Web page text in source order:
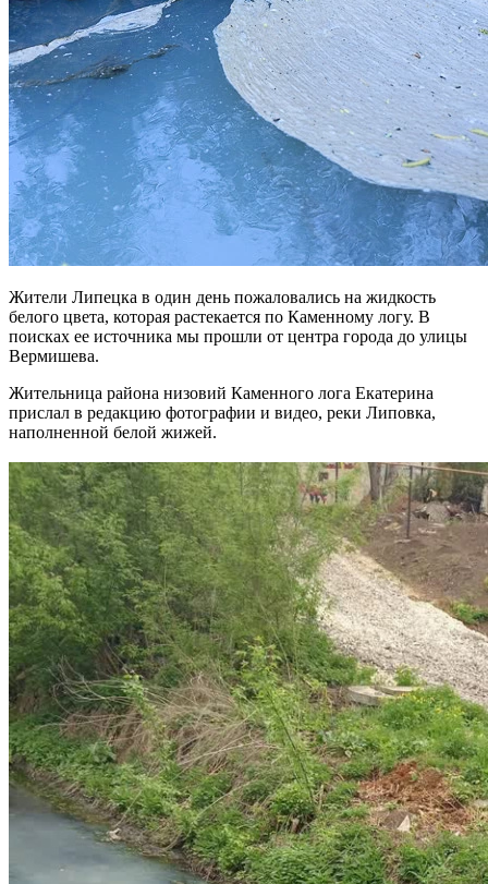
Жители Липецка в один день пожаловались на жидкость
белого цвета, которая растекается по Каменному логу. В
поисках ее источника мы прошли от центра города до улицы
Вермишева.
Жительница района низовий Каменного лога Екатерина
прислал в редакцию фотографии и видео, реки Липовка,
наполненной белой жижей.